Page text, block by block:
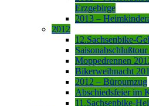
Erzgebirge
2013 –
2012
12.Sachsenbike-
Moppedrennen
Bikerweihnacht
2012 – Büroumzug
Abschiedsfeier im
11.Sachsenbike-